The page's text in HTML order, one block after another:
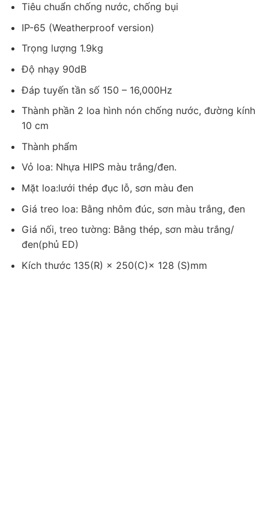
Tiêu chuẩn chống nước, chống bụi
IP-65 (Weatherproof version)
Trọng lượng 1.9kg
Độ nhạy 90dB
Đáp tuyến tần số 150 – 16,000Hz
Thành phần 2 loa hình nón chống nước, đường kính
10 cm
Thành phẩm
Vỏ loa: Nhựa HIPS màu trắng/đen.
Mặt loa:lưới thép đục lỗ, sơn màu đen
Giá treo loa: Bằng nhôm đúc, sơn màu trắng, đen
Giá nối, treo tường: Bằng thép, sơn màu trắng/
đen(phủ ED)
Kích thước 135(R) × 250(C)× 128 (S)mm